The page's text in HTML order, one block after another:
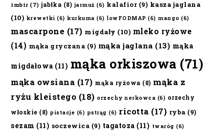
imbir (7) jabłka (8) jarmuż (6) kalafior(9) kasza jaglana
(10) krewetki (6) kurkuma (6) lowFODMAP (6) mango (6)
mascarpone (17) migdały (10) mleko ryżowe
(14) mąka gryczana (9) mąka jaglana (13) mąka
migdałowa (11) mąka orkiszowa (71)
mąka owsiana (17) mąka ryżowa (8) mąka z
ryżu kleistego (18) orzechy nerkowca (6) orzechy
włoskie (8) pistacje (6) pstrąg (6) ricotta (17) ryba (9)
sezam (11) soczewica (9) tagatoza (11) twaróg (6)